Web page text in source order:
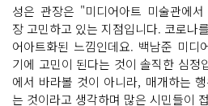
성은 관장은 "미디어아트 미술관에
장 고민하고 있는 지점입니다. 코로나
어아트화된 느낌인데요. 백남준 미디
기에 고민이 된다는 것이 솔직한 심정
에서 바라볼 것이 아니라, 매개하는
는 것이라고 생각하며 많은 시민들이